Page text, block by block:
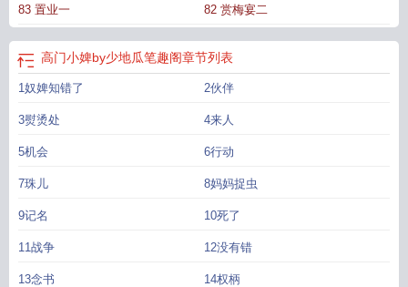
83 置业一 82 赏梅宴二
高门小婢by少地瓜笔趣阁章节列表
1奴婢知错了 2伙伴
3熨烫处 4来人
5机会 6行动
7珠儿 8妈妈捉虫
9记名 10死了
11战争 12没有错
13念书 14权柄